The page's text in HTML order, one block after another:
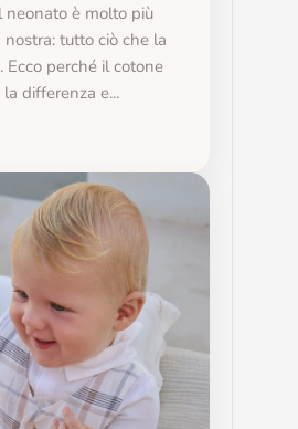
neonato è molto più
tutto ciò che la
Ecco perché il cotone
differenza e...